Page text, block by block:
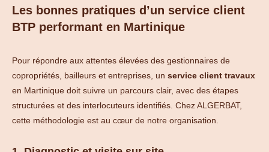
Les bonnes pratiques d’un service client
BTP performant en Martinique
Pour répondre aux attentes élevées des gestionnaires de
copropriétés, bailleurs et entreprises, un service client travaux
en Martinique doit suivre un parcours clair, avec des étapes
structurées et des interlocuteurs identifiés. Chez ALGERBAT,
cette méthodologie est au cœur de notre organisation.